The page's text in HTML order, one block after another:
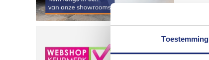
Toestemming